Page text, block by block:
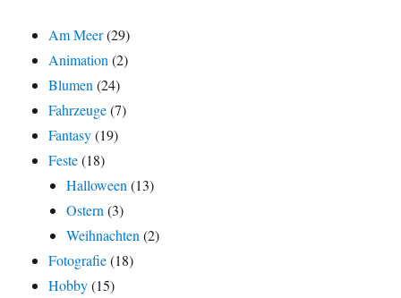
Am Meer(29)
Animation (2)
Blumen (24)
Fahrzeuge(7)
Fantasy(19)
Feste(18)
Halloween (13)
Ostern (3)
Weihnachten (2)
Fotografie(18)
Hobby(15)